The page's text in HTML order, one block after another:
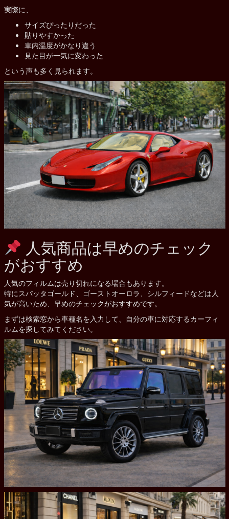
実際に、
サイズぴったりだった
貼りやすかった
車内温度がかなり違う
見た目が一気に変わった
という声も多く見られます。
人気商品は早めのチェック
がおすすめ
人気のフィルムは売り切れになる場合もあります。
特にスパッタゴールド、ゴーストオーロラ、シルフィードなどは人
気が高いため、早めのチェックがおすすめです。
まずは検索窓から車種名を入力して、自分の車に対応するカーフィ
ルムを探してみてください。